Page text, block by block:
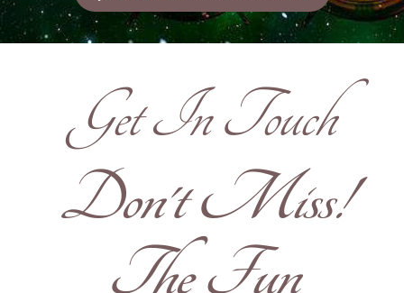
Get In Touch
!Don't Miss
The Fun